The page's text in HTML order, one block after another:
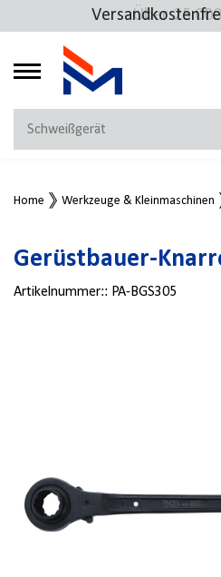
Über4.72
MEIN KONTO
Jetzt anmelden
NEU BEI FMOSER?
Jetzt registrieren
Home Werkzeuge & Kleinmaschinen
Gerüstbauer-
Artikelnummer:: PA-BGS305